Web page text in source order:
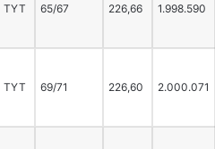
TYT 65/67 226,66 1.998.590
TYT 69/71 226,60 2.000.071